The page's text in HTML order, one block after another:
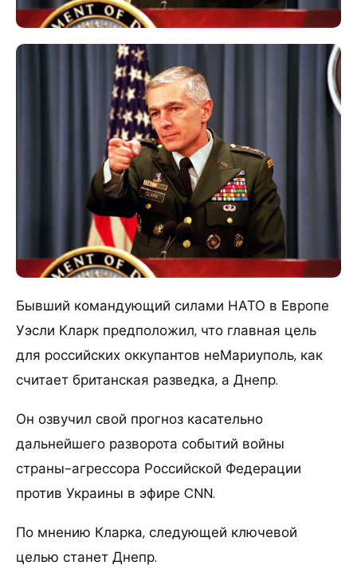
Бывший командующий силами НАТО в Европе
Уэсли Кларк предположил, что главная цель
для российских оккупантов неМариуполь, как
считает британская разведка, а Днепр.
Он озвучил свой прогноз касательно
дальнейшего разворота событий войны
страны-агрессора Российской Федерации
против Украины в эфире CNN.
По мнению Кларка, следующей ключевой
целью станет Днепр.